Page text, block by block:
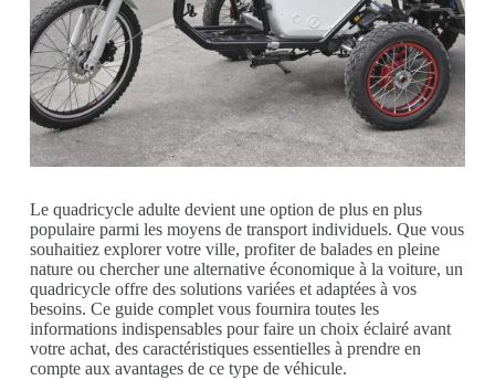
Le quadricycle adulte devient une option de plus en plus
populaire parmi les moyens de transport individuels. Que vous
souhaitiez explorer votre ville, profiter de balades en pleine
nature ou chercher une alternative économique à la voiture, un
quadricycle offre des solutions variées et adaptées à vos
besoins. Ce guide complet vous fournira toutes les
informations indispensables pour faire un choix éclairé avant
votre achat, des caractéristiques essentielles à prendre en
compte aux avantages de ce type de véhicule.